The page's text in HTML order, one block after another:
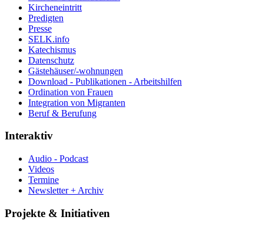
Kircheneintritt
Predigten
Presse
SELK.info
Katechismus
Datenschutz
Gästehäuser/-wohnungen
Download - Publikationen - Arbeitshilfen
Ordination von Frauen
Integration von Migranten
Beruf & Berufung
Interaktiv
Audio - Podcast
Videos
Termine
Newsletter + Archiv
Projekte & Initiativen